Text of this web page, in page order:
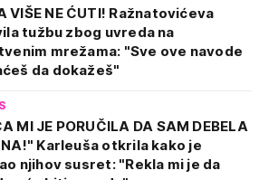
VIŠE NE ĆUTI! Ražnatovićeva
tužbu zbog uvreda na
mrežama: "Sve ove navode
da dokažeš"
MI JE PORUČILA DA SAM DEBELA
Karleuša otkrila kako je
njihov susret: "Rekla mi je da